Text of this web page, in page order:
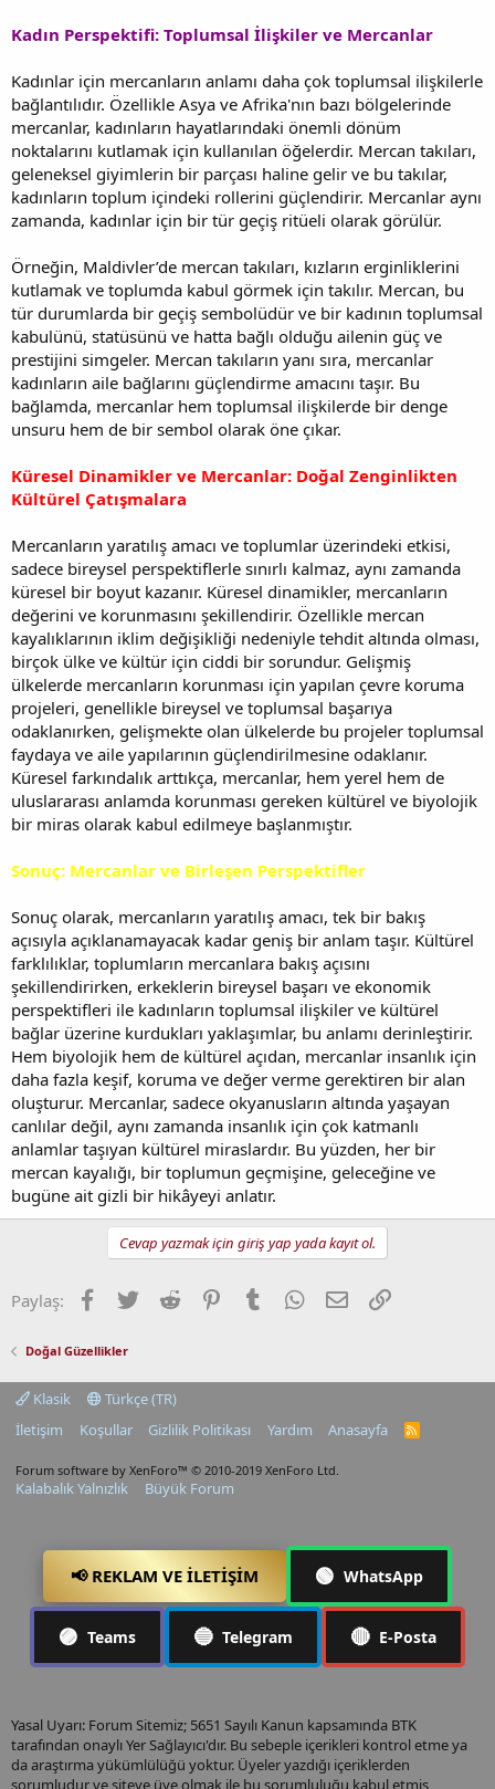
Kadın Perspektifi: Toplumsal İlişkiler ve Mercanlar
Kadınlar için mercanların anlamı daha çok toplumsal ilişkilerle
bağlantılıdır. Özellikle Asya ve Afrika'nın bazı bölgelerinde
mercanlar, kadınların hayatlarındaki önemli dönüm
noktalarını kutlamak için kullanılan öğelerdir. Mercan takıları,
geleneksel giyimlerin bir parçası haline gelir ve bu takılar,
kadınların toplum içindeki rollerini güçlendirir. Mercanlar aynı
zamanda, kadınlar için bir tür geçiş ritüeli olarak görülür.
Örneğin, Maldivler’de mercan takıları, kızların erginliklerini
kutlamak ve toplumda kabul görmek için takılır. Mercan, bu
tür durumlarda bir geçiş sembolüdür ve bir kadının toplumsal
kabulünü, statüsünü ve hatta bağlı olduğu ailenin güç ve
prestijini simgeler. Mercan takıların yanı sıra, mercanlar
kadınların aile bağlarını güçlendirme amacını taşır. Bu
bağlamda, mercanlar hem toplumsal ilişkilerde bir denge
unsuru hem de bir sembol olarak öne çıkar.
Küresel Dinamikler ve Mercanlar: Doğal Zenginlikten
Kültürel Çatışmalara
Mercanların yaratılış amacı ve toplumlar üzerindeki etkisi,
sadece bireysel perspektiflerle sınırlı kalmaz, aynı zamanda
küresel bir boyut kazanır. Küresel dinamikler, mercanların
değerini ve korunmasını şekillendirir. Özellikle mercan
kayalıklarının iklim değişikliği nedeniyle tehdit altında olması,
birçok ülke ve kültür için ciddi bir sorundur. Gelişmiş
ülkelerde mercanların korunması için yapılan çevre koruma
projeleri, genellikle bireysel ve toplumsal başarıya
odaklanırken, gelişmekte olan ülkelerde bu projeler toplumsal
faydaya ve aile yapılarının güçlendirilmesine odaklanır.
Küresel farkındalık arttıkça, mercanlar, hem yerel hem de
uluslararası anlamda korunması gereken kültürel ve biyolojik
bir miras olarak kabul edilmeye başlanmıştır.
Sonuç: Mercanlar ve Birleşen Perspektifler
Sonuç olarak, mercanların yaratılış amacı, tek bir bakış
açısıyla açıklanamayacak kadar geniş bir anlam taşır. Kültürel
farklılıklar, toplumların mercanlara bakış açısını
şekillendirirken, erkeklerin bireysel başarı ve ekonomik
perspektifleri ile kadınların toplumsal ilişkiler ve kültürel
bağlar üzerine kurdukları yaklaşımlar, bu anlamı derinleştirir.
Hem biyolojik hem de kültürel açıdan, mercanlar insanlık için
daha fazla keşif, koruma ve değer verme gerektiren bir alan
oluşturur. Mercanlar, sadece okyanusların altında yaşayan
canlılar değil, aynı zamanda insanlık için çok katmanlı
anlamlar taşıyan kültürel miraslardır. Bu yüzden, her bir
mercan kayalığı, bir toplumun geçmişine, geleceğine ve
bugüne ait gizli bir hikâyeyi anlatır.
Cevap yazmak için giriş yap yada kayıt ol.
Paylaş: Facebook
TwitterReddit PinterestTumblrWhatsApp
E-postaLink
Doğal Güzellikler
Klasik
Türkçe (TR)
İletişim
Koşullar Gizlilik Politikası Yardım Anasayfa
R
Forum software by XenForo™ © 2010-2019 XenForo Ltd.
Kalabalık Yalnızlık Büyük Forum
📢 REKLAM VE İLETIŞIM 🟢 WhatsApp
🟣 Teams 🔵 Telegram 🔴 E-Posta
Yasal Uyarı: Forum Sitemiz; 5651 Sayılı Kanun kapsamında BTK
tarafından onaylı Yer Sağlayıcı'dır. Bu sebeple içerikleri kontrol etme ya
da araştırma yükümlülüğü yoktur. Üyeler yazdığı içeriklerden
sorumludur ve siteye üye olmak ile bu sorumluluğu kabul etmiş